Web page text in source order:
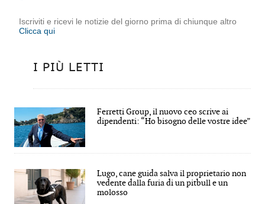
Iscriviti e ricevi le notizie del giorno prima di chiunque altro
Clicca qui
I PIÙ LETTI
Ferretti Group, il nuovo ceo scrive ai
dipendenti: “Ho bisogno delle vostre idee”
Lugo, cane guida salva il proprietario non
vedente dalla furia di un pitbull e un
molosso